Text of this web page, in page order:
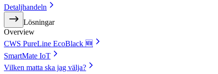
Detaljhandeln
Lösningar
Overview
CWS PureLine EcoBlack 🆕
SmartMate IoT
Vilken matta ska jag välja?